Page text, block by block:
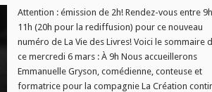
Attention : émission de 2h! Rendez-vous entre
11h (20h pour la rediffusion) pour ce nouveau
numéro de La Vie des Livres! Voici le sommaire
ce mercredi 6 mars : À 9h Nous accueillerons
Emmanuelle Gryson, comédienne, conteuse et
formatrice pour la compagnie La Création